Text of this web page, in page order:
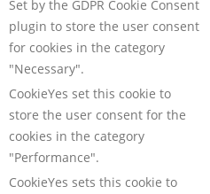
Set by the GDPR Cookie Consent
plugin to store the user consent
for cookies in the category
"Necessary".
CookieYes set this cookie to
store the user consent for the
cookies in the category
"Performance".
CookieYes sets this cookie to